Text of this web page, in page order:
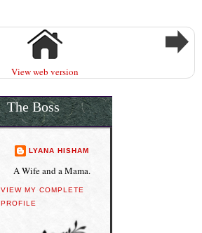
View web version
The Boss
LYANA HISHAM
A Wife and a Mama.
VIEW MY COMPLETE
PROFILE